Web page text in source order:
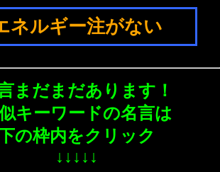
ネルギー注がない
まだまだあります！
キーワードの名言は
の枠内をクリック
↓↓↓↓↓